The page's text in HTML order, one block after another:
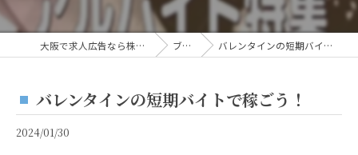
大阪で求人広告なら株式会社AOA ブログ バレンタインの短期バイトで稼ごう！
バレンタインの短期バイトで稼ごう！
2024/01/30